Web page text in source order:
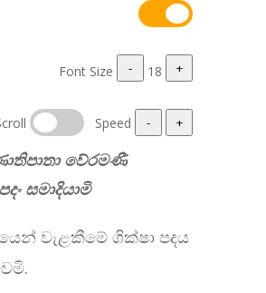
Font Size - 18 +
Speed - +
වේරමණී
සමාදියාමි
වැළකීමේ ශික්ෂා පදය